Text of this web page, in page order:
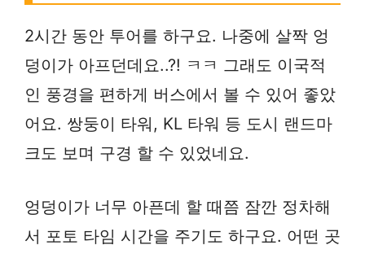
2시간 동안 투어를 하구요. 나중에 살짝 엉
덩이가 아프던데요..?! ㅋㅋ 그래도 이국적
인 풍경을 편하게 버스에서 볼 수 있어 좋았
어요. 쌍둥이 타워, KL 타워 등 도시 랜드마
크도 보며 구경 할 수 있었네요.
엉덩이가 너무 아픈데 할 때쯤 잠깐 정차해
서 포토 타임 시간을 주기도 하구요. 어떤 곳